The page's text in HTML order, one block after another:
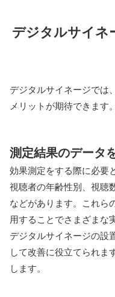
デジタルサイネ
デジタルサイネージでは
メリットが期待できます。
測定結果のデータ
効果測定をする際に必要
視聴者の年齢性別、視聴
などがあります。これら
用することでさまざまな
デジタルサイネージの設
して改善に役立てられま
します。